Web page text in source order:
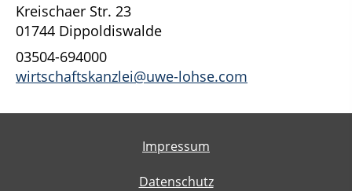
Kreischaer Str. 23
01744 Dippoldiswalde
03504-694000
wirtschaftskanzlei@uwe-lohse.com
Impressum
Datenschutz